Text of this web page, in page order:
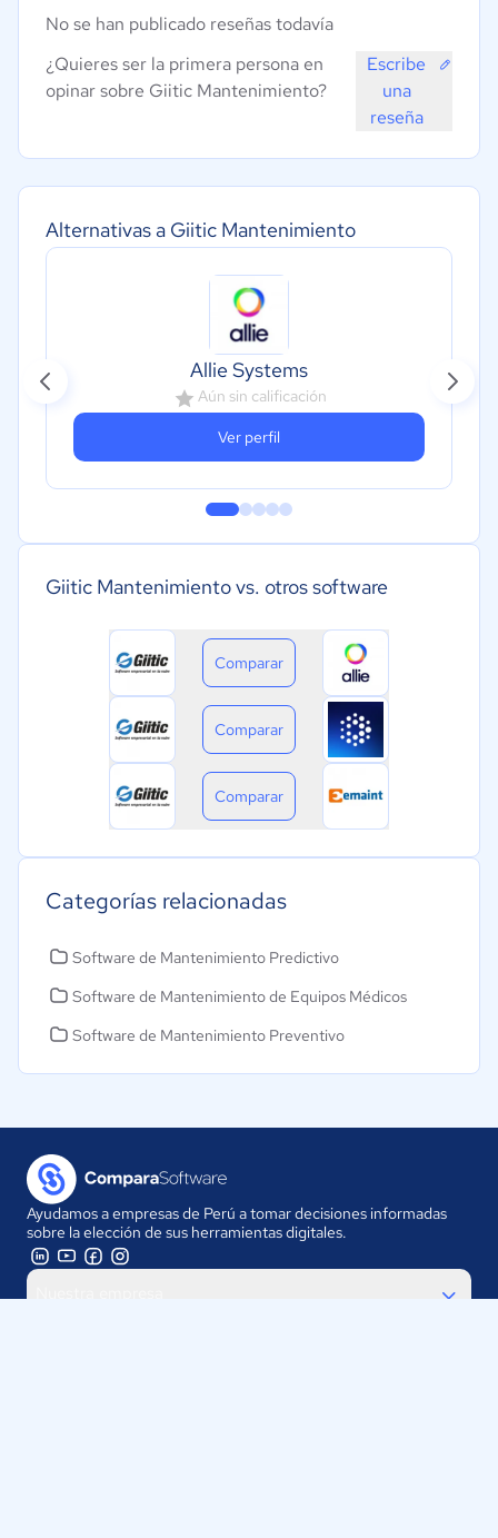
Alternativas a Giitic Mantenimiento
Allie Systems
Aún sin calificación
Ver perfil
Giitic Mantenimiento vs. otros software
Comparar
Comparar
Comparar
Categorías relacionadas
Software de Mantenimiento Predictivo
Software de Mantenimiento de Equipos Médicos
Software de Mantenimiento Preventivo
No se han publicado reseñas todavía
¿Quieres ser la primera persona en
opinar sobre Giitic Mantenimiento?
Escribe
una
reseña
Ayudamos a empresas de Perú a tomar decisiones informadas
sobre la elección de sus herramientas digitales.